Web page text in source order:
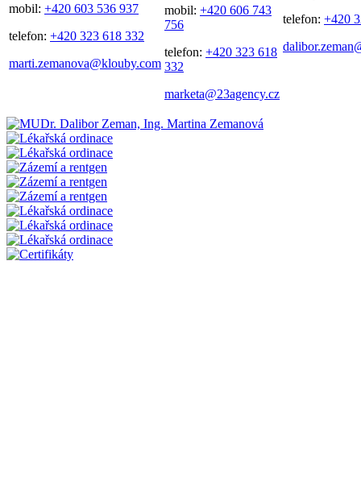
mobil: +420 603 536 937
telefon: +420 323 618 332
marti.zemanova@klouby.com
mobil: +420 606 743
756
telefon: +420 323 618
332
marketa@23agency.cz
telefon: +420